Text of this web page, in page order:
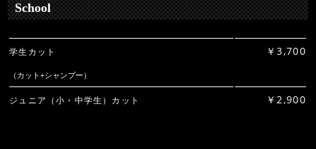
School
学生カット ￥3,700
（カット+シャンプー）
ジュニア（小・中学生）カット ￥2,900